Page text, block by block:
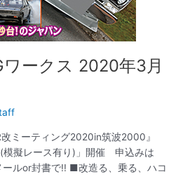
ワークス 2020年3月
ミーティング2020in筑波2000』
(模擬レース有り)」開催 申込みは
or封書で!! ■改造る、乗る、ハコ